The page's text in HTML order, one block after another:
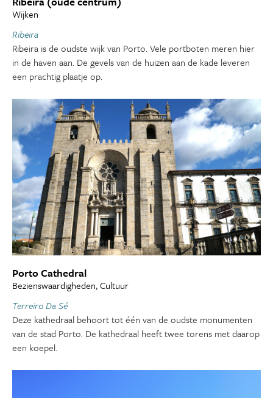
Wijken
Ribeira
Ribeira is de oudste wijk van Porto. Vele portboten meren hier
in de haven aan. De gevels van de huizen aan de kade leveren
een prachtig plaatje op.
Porto Cathedral
Bezienswaardigheden, Cultuur
Terreiro Da Sé
Deze kathedraal behoort tot één van de oudste monumenten
van de stad Porto. De kathedraal heeft twee torens met daarop
een koepel.